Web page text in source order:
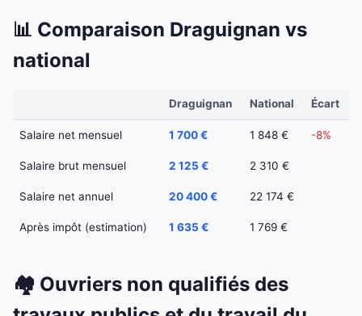
📊 Comparaison Draguignan vs
national
Draguignan National Écart
Salaire net mensuel 1 700 € 1 848 € -8%
Salaire brut mensuel 2 125 € 2 310 €
Salaire net annuel 20 400 € 22 174 €
Après impôt (estimation) 1 635 € 1 769 €
🏘️ Ouvriers non qualifiés des